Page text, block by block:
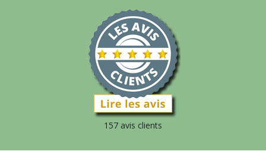
157 avis clients